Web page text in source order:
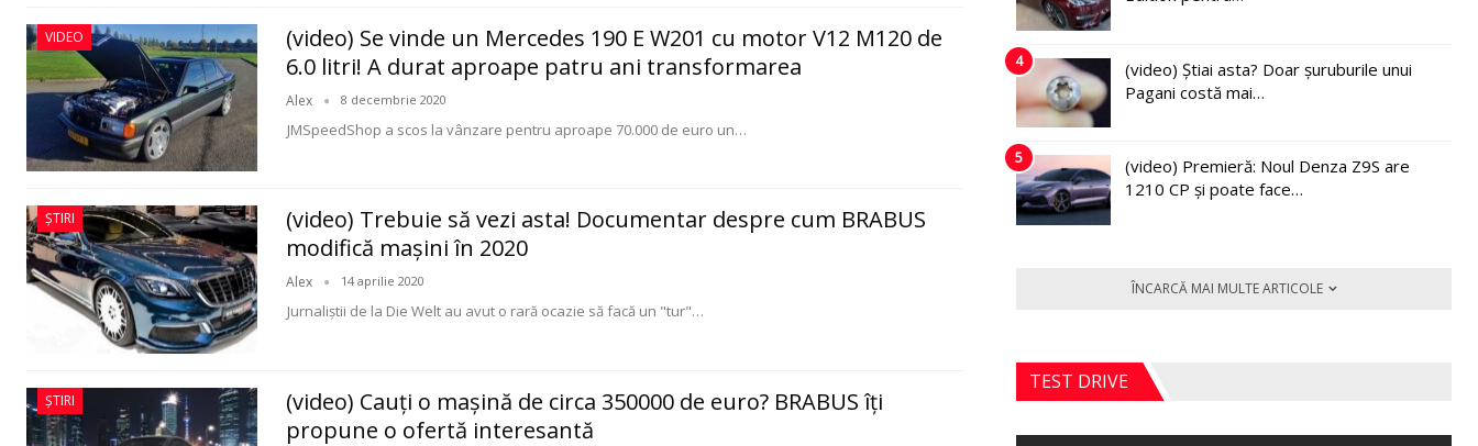
VIDEO
(video) Se vinde un Mercedes 190 E W201 cu motor V12 M120 de
6.0 litri! A durat aproape patru ani transformarea
Alex 8 decembrie 2020
JMSpeedShop a scos la vânzare pentru aproape 70.000 de euro un…
ȘTIRI
(video) Trebuie să vezi asta! Documentar despre cum BRABUS
modifică maşini în 2020
Alex 14 aprilie 2020
Jurnaliştii de la Die Welt au avut o rară ocazie să facă un "tur"…
ȘTIRI
(video) Cauţi o maşină de circa 350000 de euro? BRABUS îţi
propune o ofertă interesantă
4
(video) Știai asta? Doar șuruburile unui
Pagani costă mai…
5
(video) Premieră: Noul Denza Z9S are
1210 CP și poate face…
ÎNCARCĂ MAI MULTE ARTICOLE
TEST DRIVE